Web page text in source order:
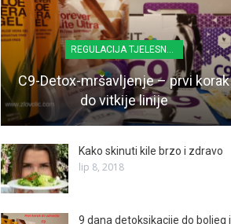
C9-Detox-mršavljenje – prvi korak
do vitkije linije
Kako skinuti kile brzo i zdravo
lip 8, 2018
9 dana detoksikacije do boljeg i